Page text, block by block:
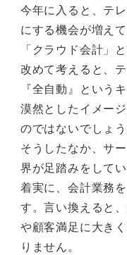
今年に入ると、テ
にする機会が増え
「クラウド会計」
改めて考えると、
『全自動』という
漠然としたイメー
のではないでしょう
そうしたなか、サ
界が足踏みをして
着実に、会計業務
す。言い換えると
や顧客満足に大き
りません。